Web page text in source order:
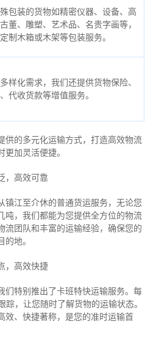
包装的货物如精密仪器、设备、高
董、雕塑、艺术品、名贵字画等，
制木箱或木架等包装服务。
样化需求，我们还提供货物保险、
代收货款等增值服务。
供的多元化运输方式，打造高效物流
加灵活便捷。
，高效可靠
镇江至介休的普通货运服务，无论您
吨，我们都能为您提供全方位的物流
流团队和丰富的运输经验，确保您的
地。
，高效快捷
们特别推出了卡班特快运输服务。每
踪，让您随时了解货物的运输状态。
效、快捷著称，是您的准时运输首